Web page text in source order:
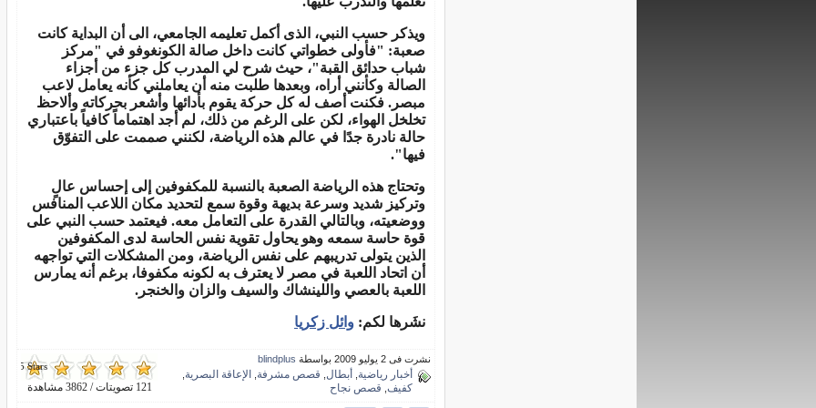
ويذكر حسب النبي، الذى أكمل تعليمه الجامعي، الى أن البداية كانت
صعبة: "فأولى خطواتي كانت داخل صالة الكونغوفو في "مركز
شباب حدائق القبة"، حيث شرح لي المدرب كل جزء من أجزاء
الصالة وكأنني أراه، وبعدها طلبت منه أن يعاملني كأنه يعامل لاعب
مبصر. فكنت أصف له كل حركة يقوم بأدائها وأشعر بحركاته وألاحظ
تخلخل الهواء، لكن على الرغم من ذلك، لم أجد اهتماماً كافياً باعتباري
حالة نادرة جدًا في عالم هذه الرياضة، لكنني صممت على التفوّق
فيها".
وتحتاج هذه الرياضة الصعبة بالنسبة للمكفوفين إلى إحساس عالٍ
وتركيز شديد وسرعة بديهة وقوة سمع لتحديد مكان اللاعب المنافس
ووضعيته، وبالتالي القدرة على التعامل معه. فيعتمد حسب النبي على
قوة حاسة سمعه وهو يحاول تقوية نفس الحاسة لدى المكفوفين
الذين يتولى تدريبهم على نفس الرياضة، ومن المشكلات التي تواجهه
أن اتحاد اللعبة في مصر لا يعترف به لكونه مكفوفا، برغم أنه يمارس
اللعبة بالعصي واللينشاك والسيف والزان والخنجر .
نشَرها لكم: وائل زكريا
5 Stars.
121 تصويتات / 3862 مشاهدة
نشرت فى 2 يوليو 2009 بواسطة blindplus
أخبار رياضية أبطال قصص مشرفة الإعاقة البصرية
كفيف قصص نجاح